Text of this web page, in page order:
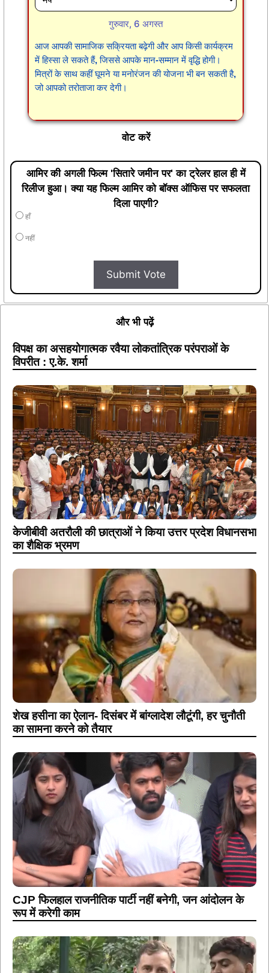
गुरुवार, 6 अगस्त
आज आपकी सामाजिक सक्रियता बढ़ेगी और आप किसी कार्यक्रम
में हिस्सा ले सकते हैं, जिससे आपके मान-सम्मान में वृद्धि होगी।
मित्रों के साथ कहीं घूमने या मनोरंजन की योजना भी बन सकती है,
जो आपको तरोताजा कर देगी।
वोट करें
आमिर की अगली फिल्म 'सितारे जमीन पर' का ट्रेलर हाल ही में
रिलीज हुआ। क्या यह फिल्म आमिर को बॉक्स ऑफिस पर सफलता
दिला पाएगी?
हाँ
नहीं
Submit Vote
और भी पढ़ें
विपक्ष का असहयोगात्मक रवैया लोकतांत्रिक परंपराओं के
विपरीत : ए.के. शर्मा
केजीबीवी अतरौली की छात्राओं ने किया उत्तर प्रदेश विधानसभा
का शैक्षिक भ्रमण
शेख हसीना का ऐलान- दिसंबर में बांग्लादेश लौटूंगी, हर चुनौती
का सामना करने को तैयार
CJP फिलहाल राजनीतिक पार्टी नहीं बनेगी, जन आंदोलन के
रूप में करेगी काम